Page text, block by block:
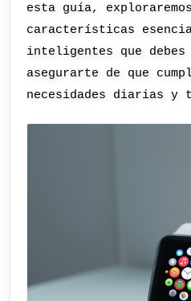
esta guía,
características
inteligentes que
asegurarte de que
necesidades diarias y